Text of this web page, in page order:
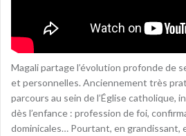
Magali partage l’évolution profonde de
et personnelles. Anciennement très
parcours au sein de l’Église catholique,
dès l’enfance : profession de foi,
dominicales… Pourtant, en grandissant,